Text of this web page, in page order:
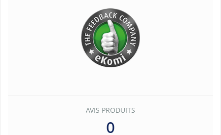
AVIS PRODUITS
0